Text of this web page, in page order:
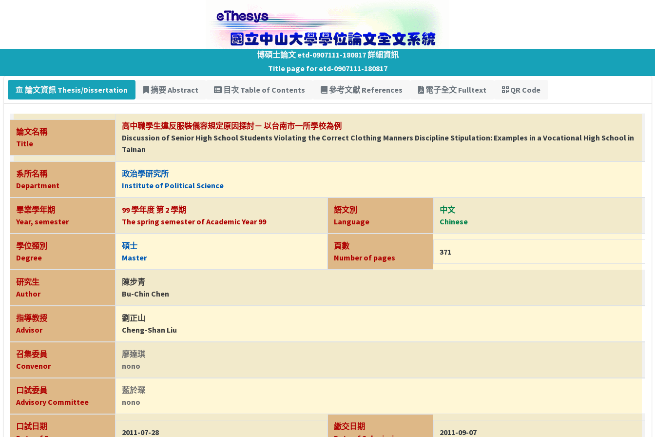
博碩士論文 etd-0907111-180817 詳細資訊
Title page for etd-0907111-180817
論文資訊 Thesis/Dissertation 摘要 Abstract 目次 Table of Contents 參考文獻 References 電子全文 Fulltext QR Code
論文名稱
Title
高中職學生違反服裝儀容規定原因探討－ 以台南市一所學校為例
Discussion of Senior High School Students Violating the Correct Clothing Manners Discipline Stipulation: Examples in a Vocational High School in
Tainan
系所名稱
Department
政治學研究所
Institute of Political Science
畢業學年期
Year, semester
99 學年度 第 2 學期
The spring semester of Academic Year 99
語文別
Language
中文
Chinese
學位類別
Degree
碩士
Master
頁數
Number of pages
371
研究生
Author
陳步青
Bu-Chin Chen
指導教授
Advisor
劉正山
Cheng-Shan Liu
召集委員
Convenor
廖達琪
nono
口試委員
Advisory Committee
藍於琛
nono
口試日期
2011-07-28
繳交日期
2011-09-07